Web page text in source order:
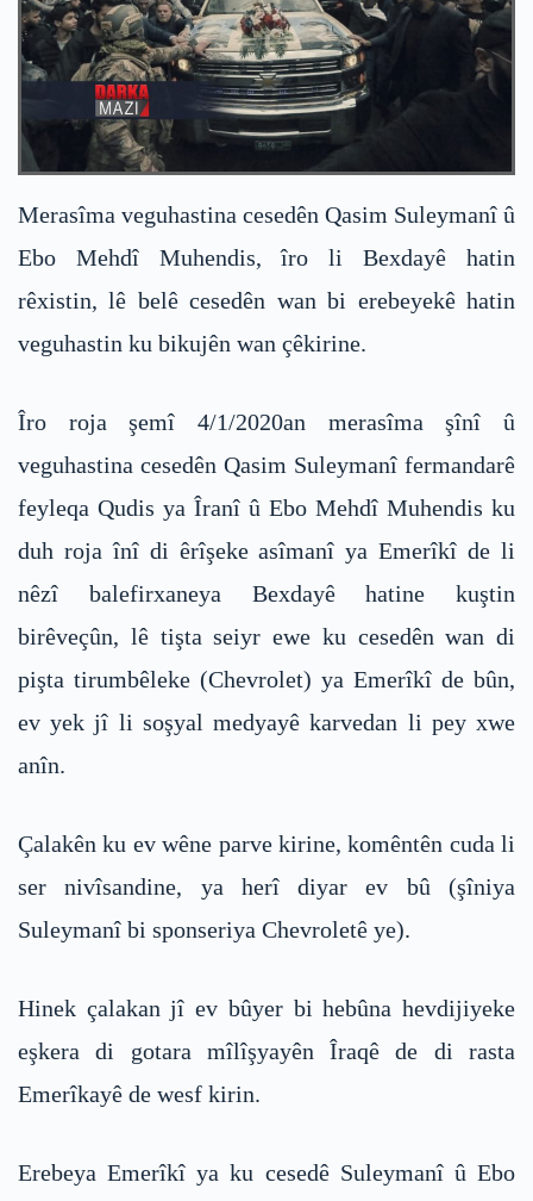
Merasîma veguhastina cesedên Qasim Suleymanî û
Ebo Mehdî Muhendis, îro li Bexdayê hatin
rêxistin, lê belê cesedên wan bi erebeyekê hatin
veguhastin ku bikujên wan çêkirine.
Îro roja şemî 4/1/2020an merasîma şînî û
veguhastina cesedên Qasim Suleymanî fermandarê
feyleqa Qudis ya Îranî û Ebo Mehdî Muhendis ku
duh roja înî di êrîşeke asîmanî ya Emerîkî de li
nêzî balefirxaneya Bexdayê hatine kuştin
birêveçûn, lê tişta seiyr ewe ku cesedên wan di
pişta tirumbêleke (Chevrolet) ya Emerîkî de bûn,
ev yek jî li soşyal medyayê karvedan li pey xwe
anîn.
Çalakên ku ev wêne parve kirine, komêntên cuda li
ser nivîsandine, ya herî diyar ev bû (şîniya
Suleymanî bi sponseriya Chevroletê ye).
Hinek çalakan jî ev bûyer bi hebûna hevdijiyeke
eşkera di gotara mîlîşyayên Îraqê de di rasta
Emerîkayê de wesf kirin.
Erebeya Emerîkî ya ku cesedê Suleymanî û Ebo